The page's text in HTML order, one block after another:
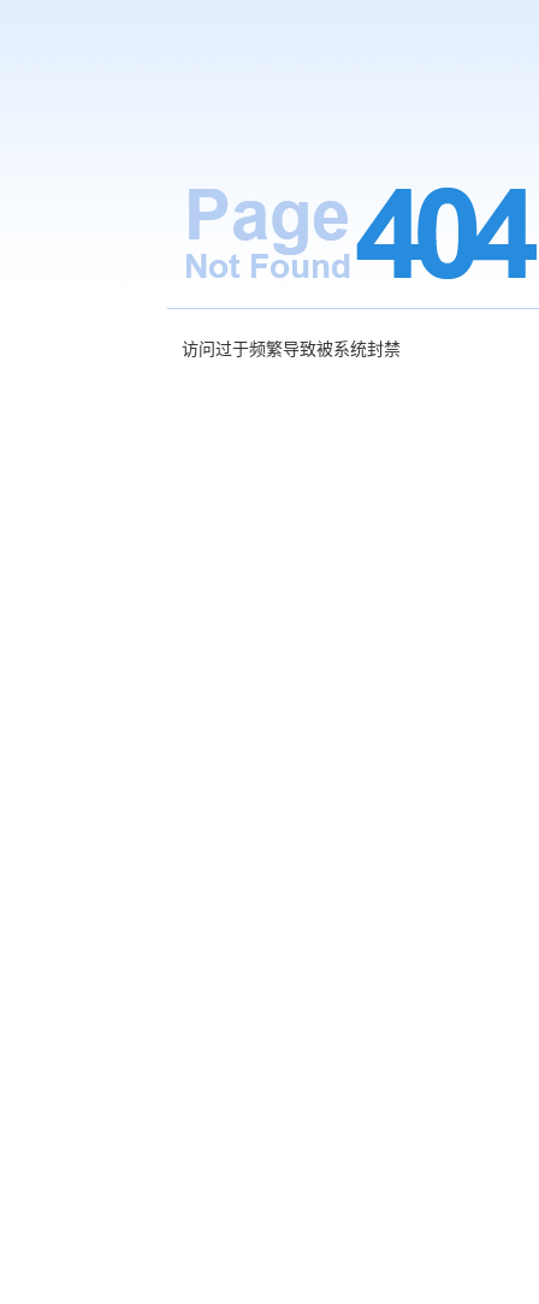
访问过于频繁导致被系统封禁